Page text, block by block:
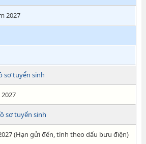
2027
sơ tuyển sinh
sơ tuyển sinh
(Hạn gửi đến, tính theo dấu bưu điện)